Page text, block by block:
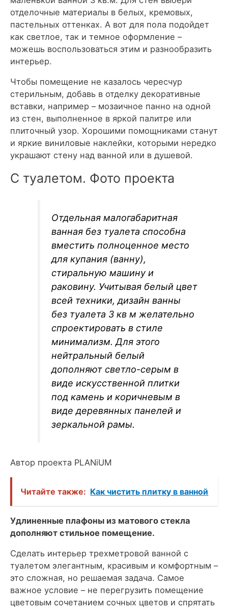
отделочные материалы в белых, кремовых,
пастельных оттенках. А вот для пола подойдет
как светлое, так и темное оформление –
можешь воспользоваться этим и разнообразить
интерьер.
Чтобы помещение не казалось чересчур
стерильным, добавь в отделку декоративные
вставки, например – мозаичное панно на одной
из стен, выполненное в яркой палитре или
плиточный узор. Хорошими помощниками станут
и яркие виниловые наклейки, которыми нередко
украшают стену над ванной или в душевой.
С туалетом. Фото проекта
Отдельная малогабаритная
ванная без туалета способна
вместить полноценное место
для купания (ванну),
стиральную машину и
раковину. Учитывая белый цвет
всей техники, дизайн ванны
без туалета 3 кв м желательно
спроектировать в стиле
минимализм. Для этого
нейтральный белый
дополняют светло-серым в
виде искусственной плитки
под камень и коричневым в
виде деревянных панелей и
зеркальной рамы.
Автор проекта PLANiUM
Читайте также: Как чистить плитку в ванной
Удлиненные плафоны из матового стекла
дополняют стильное помещение.
Сделать интерьер трехметровой ванной с
туалетом элегантным, красивым и комфортным –
это сложная, но решаемая задача. Самое
важное условие – не перегрузить помещение
цветовым сочетанием сочных цветов и спрятать